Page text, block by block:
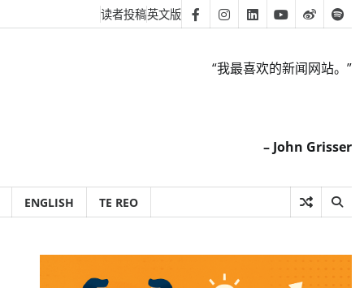
读者投稿英文版 FacebookInstagram
LinkedinYoutube
Weibo
“我最喜欢的新闻网站。”
– John Grisser
ENGLISH TE REO